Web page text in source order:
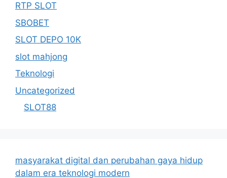
RTP SLOT
SBOBET
SLOT DEPO 10K
slot mahjong
Teknologi
Uncategorized
SLOT88
masyarakat digital dan perubahan gaya hidup
dalam era teknologi modern